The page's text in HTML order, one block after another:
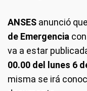
ANSES anunció
de Emergencia
va a estar
00.00 del lunes 6
misma se irá